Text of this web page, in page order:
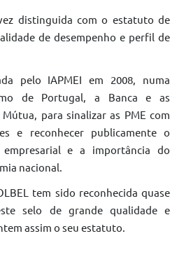
distinguida com o estatuto de
de desempenho e perfil de
pelo IAPMEI em 2008, numa
de Portugal, a Banca e as
para sinalizar as PME com
e reconhecer publicamente o
e a importância do
nacional.
tem sido reconhecida quase
selo de grande qualidade e
assim o seu estatuto.